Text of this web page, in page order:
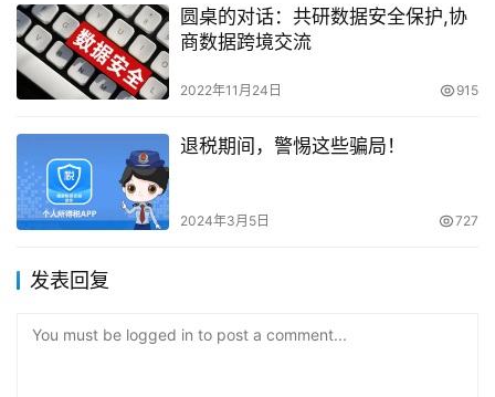
圆桌的对话：共研数据安全保护,协
商数据跨境交流
2022年11月24日 915
退税期间，警惕这些骗局！
2024年3月5日 727
发表回复
You must be logged in to post a comment...